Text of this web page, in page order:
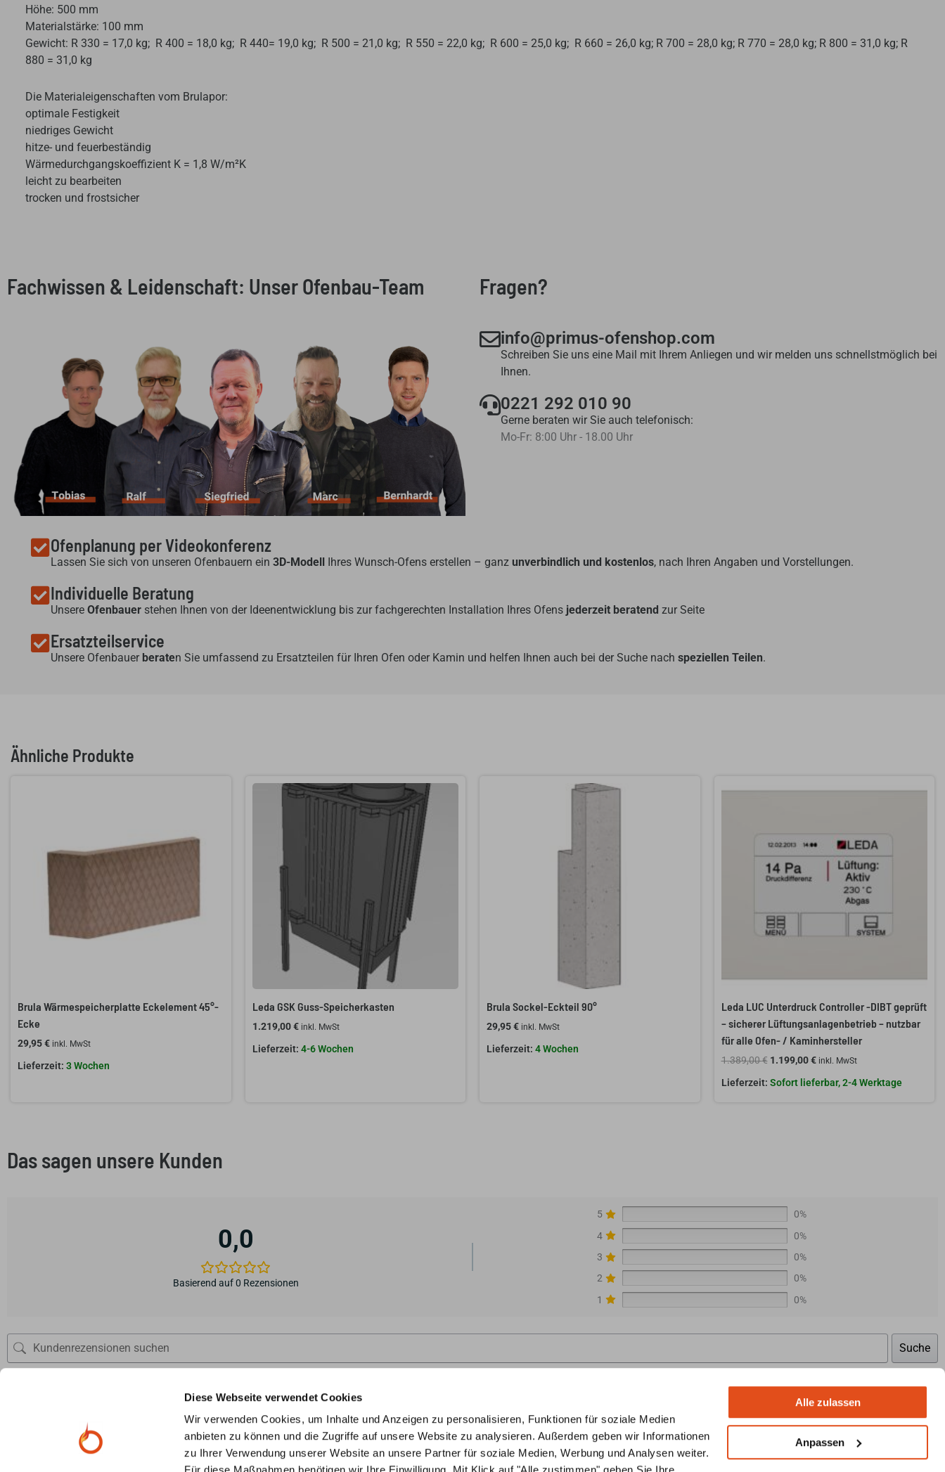
Diese Webseite verwendet Cookies
Wir verwenden Cookies, um Inhalte und Anzeigen zu personalisieren, Funktionen für soziale Medien
anbieten zu können und die Zugriffe auf unsere Website zu analysieren. Außerdem geben wir Informationen
zu Ihrer Verwendung unserer Website an unsere Partner für soziale Medien, Werbung und Analysen weiter.
Alle zulassen
Anpassen
Höhe: 500 mm
Materialstärke: 100 mm
Gewicht: R 330 = 17,0 kg; R 400 = 18,0 kg; R 440= 19,0 kg; R 500 = 21,0 kg; R 550 = 22,0 kg; R 600 = 25,0 kg; R 660 = 26,0 kg; R 700 = 28,0 kg; R 770 = 28,0 kg; R 800 = 31,0 kg; R
880 = 31,0 kg
Die Materialeigenschaften vom Brulapor:
optimale Festigkeit
niedriges Gewicht
hitze- und feuerbeständig
Wärmedurchgangskoeffizient K = 1,8 W/m²K
leicht zu bearbeiten
trocken und frostsicher
Fachwissen & Leidenschaft: Unser Ofenbau-Team Fragen?
info@primus-ofenshop.com
Schreiben Sie uns eine Mail mit Ihrem Anliegen und wir melden uns schnellstmöglich bei
Ihnen.
0221 292 010 90
Gerne beraten wir Sie auch telefonisch:
Mo-Fr: 8:00 Uhr - 18.00 Uhr
Ofenplanung per Videokonferenz
Lassen Sie sich von unseren Ofenbauern ein 3D-Modell Ihres Wunsch-Ofens erstellen – ganz unverbindlich und kostenlos, nach Ihren Angaben und Vorstellungen.
Individuelle Beratung
Unsere Ofenbauer stehen Ihnen von der Ideenentwicklung bis zur fachgerechten Installation Ihres Ofens jederzeit beratend zur Seite
Ersatzteilservice
Unsere Ofenbauer beraten Sie umfassend zu Ersatzteilen für Ihren Ofen oder Kamin und helfen Ihnen auch bei der Suche nach speziellen Teilen.
Ähnliche Produkte
Brula Wärmespeicherplatte Eckelement 45°-
Ecke
29,95€ inkl. MwSt
3 Wochen
Leda GSK Guss-Speicherkasten
1.219,00€ inkl. MwSt
4-6 Wochen
Brula Sockel-Eckteil 90°
29,95€ inkl. MwSt
4 Wochen
Leda LUC Unterdruck Controller -DIBT geprüft
– sicherer Lüftungsanlagenbetrieb – nutzbar
für alle Ofen- / Kaminhersteller
1.389,00€
Preis
1.199,00€
Preis
inkl. MwSt
Sofort lieferbar, 2-4 Werktage
Das sagen unsere Kunden
0,0
Basierend auf 0 Rezensionen
5
0%
4
0%
3
0%
2
0%
1
0%
Suche
Leider entsprechen keine Rezensionen Ihrer aktuellen Auswahl